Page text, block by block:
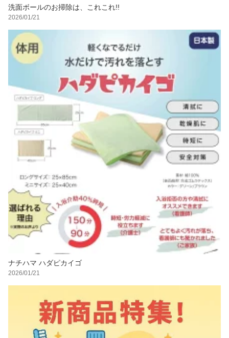
洗面ボールのお掃除は、これこれ!!
2026/01/21
ナチハマ ハダピカイゴ
2026/01/21